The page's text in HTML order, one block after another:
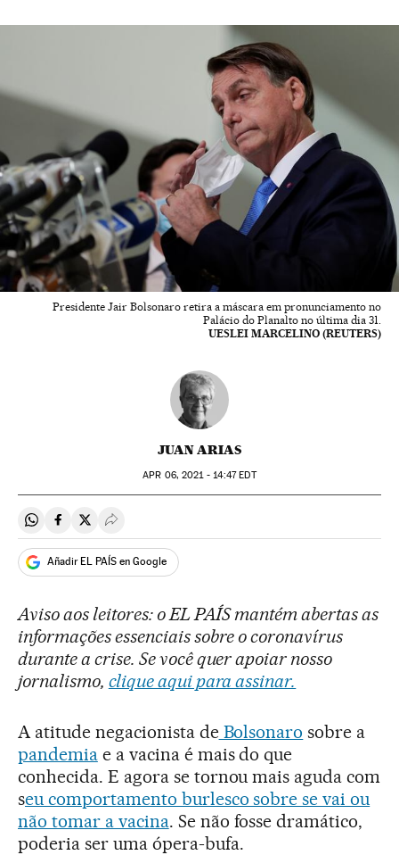
Presidente Jair Bolsonaro retira a máscara em pronunciamento no
Palácio do Planalto no última dia 31.
UESLEI MARCELINO (REUTERS)
JUAN ARIAS
APR 06, 2021 - 14:47EDT
Compartir en Whatsapp
Compartir en Facebook
Compartir en Twitter
Desplegar Redes Sociales
Añadir EL PAÍS en Google
Aviso aos leitores: o EL PAÍS mantém abertas as
informações essenciais sobre o coronavírus
durante a crise. Se você quer apoiar nosso
jornalismo, clique aqui para assinar.
A atitude negacionista deBolsonaro sobre a
pandemiae a vacina é mais do que
conhecida. E agora se tornou mais aguda com
seu comportamento burlesco sobre se vai ou
não tomar a vacina. Se não fosse dramático,
poderia ser uma ópera-bufa.